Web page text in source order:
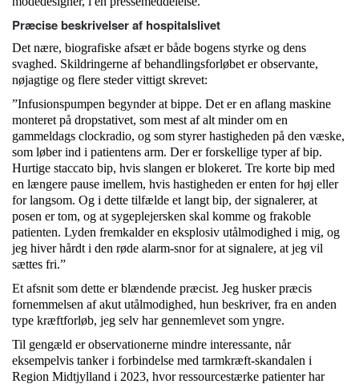
Præcise beskrivelser af hospitalslivet
Det nære, biografiske afsæt er både bogens styrke og dens
svaghed. Skildringerne af behandlingsforløbet er observante,
nøjagtige og flere steder vittigt skrevet:
”Infusionspumpen begynder at bippe. Det er en aflang maskine
monteret på dropstativet, som mest af alt minder om en
gammeldags clockradio, og som styrer hastigheden på den væske,
som løber ind i patientens arm. Der er forskellige typer af bip.
Hurtige staccato bip, hvis slangen er blokeret. Tre korte bip med
en længere pause imellem, hvis hastigheden er enten for høj eller
for langsom. Og i dette tilfælde et langt bip, der signalerer, at
posen er tom, og at sygeplejersken skal komme og frakoble
patienten. Lyden fremkalder en eksplosiv utålmodighed i mig, og
jeg hiver hårdt i den røde alarm-snor for at signalere, at jeg vil
sættes fri.”
Et afsnit som dette er blændende præcist. Jeg husker præcis
fornemmelsen af akut utålmodighed, hun beskriver, fra en anden
type kræftforløb, jeg selv har gennemlevet som yngre.
Til gengæld er observationerne mindre interessante, når
eksempelvis tanker i forbindelse med tarmkræft-skandalen i
Region Midtjylland i 2023, hvor ressourcestærke patienter har